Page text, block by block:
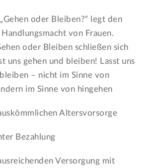
oder Bleiben?“ legt den
von Frauen.
oder Bleiben schließen sich
uns gehen und bleiben! Lasst uns
– nicht im Sinne von
im Sinne von hingehen
Altersvorsorge
Bezahlung
Versorgung mit